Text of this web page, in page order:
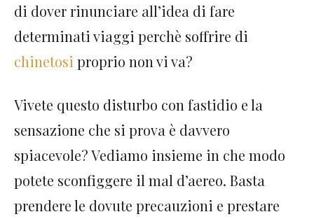
di dover rinunciare all’idea di fare
determinati viaggi perchè soffrire di
chinetosi proprio non vi va?
Vivete questo disturbo con fastidio e la
sensazione che si prova è davvero
spiacevole? Vediamo insieme in che modo
potete sconfiggere il mal d’aereo. Basta
prendere le dovute precauzioni e prestare